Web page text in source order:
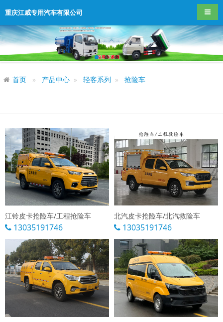
重庆江威专用汽车有限公司 导航
首页 产品中心 轻客系列 抢险车
江铃皮卡抢险车/工程抢险车
13035191746
北汽皮卡抢险车/北汽救险车
13035191746